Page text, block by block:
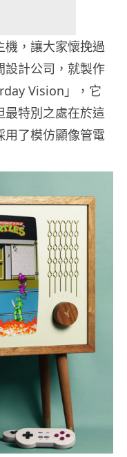
機，讓大家懷挽過
設計公司，就製作
Vision」，它
最特別之處在於這
用了模仿顯像管電